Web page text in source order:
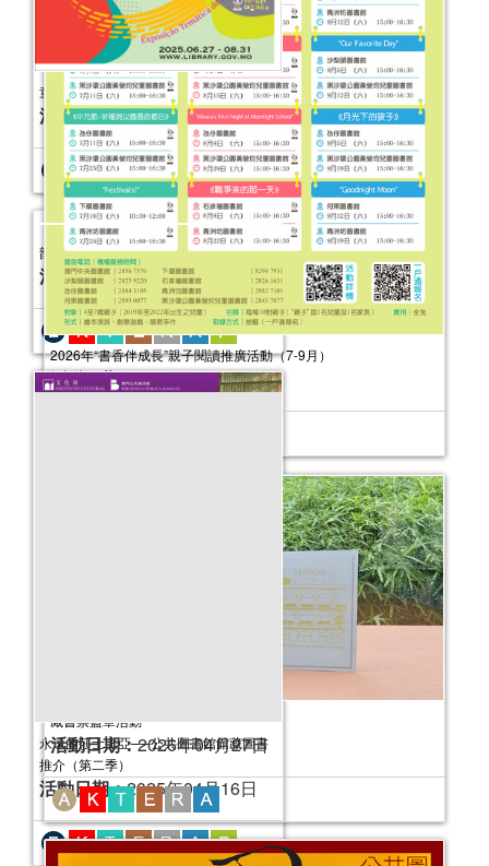
2026年“書香伴成長”親子閱讀推廣活動（7-9月）
活動日期：2026年07月04日
藏書票蓋章活動
活動日期：2026年04月27日
2025年“書香伴成長”親子閱讀推廣活動
（7-9月）
活動日期：2025年07月05日
報名結束
童遊藝緣──公共圖書館館藏主題書展
活動日期：2025年06月27日